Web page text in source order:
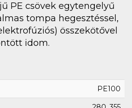
PE csövek egytengelyű
tompa hegesztéssel,
összekötővel
idom.
PE100